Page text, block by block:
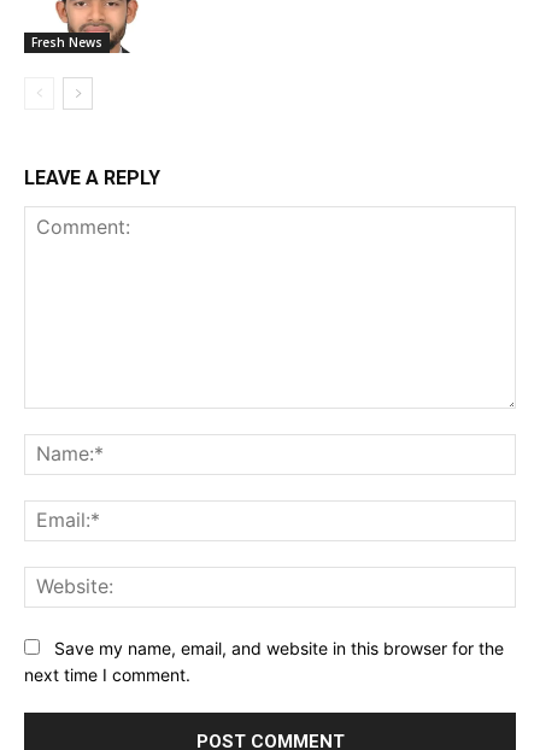
Fresh News
LEAVE A REPLY
Save my name, email, and website in this browser for the
next time I comment.